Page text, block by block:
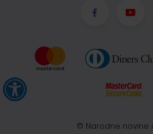
© Narodne novine